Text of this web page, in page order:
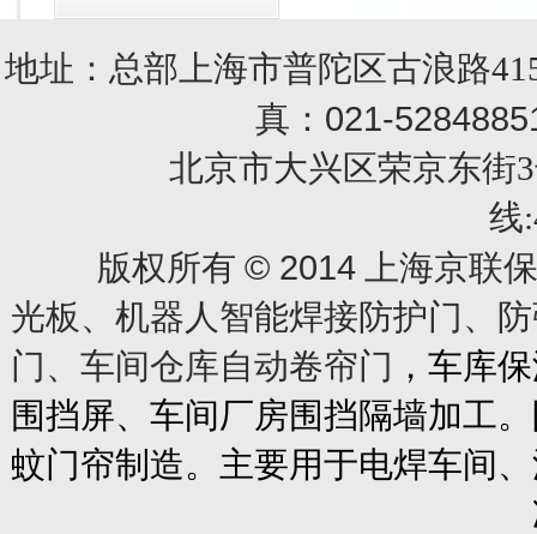
地址：总部上海市普陀区古浪路
真： 021-
北京市大兴区荣京东街3
线
版权所有 © 2014上海京联
光板、机器人智能焊接防护门、
门、车间仓库自动卷帘门 ，车库
围挡屏、车间厂房围挡隔墙加工
蚊门帘制造。主要用于电焊车间